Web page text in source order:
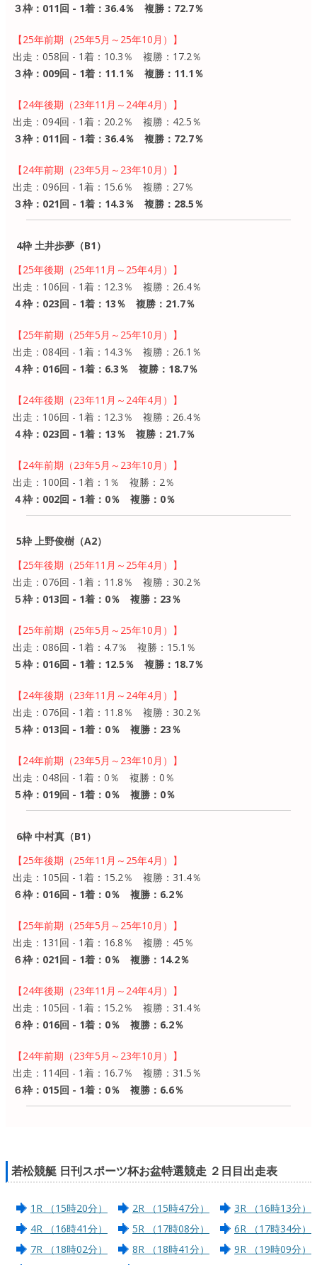
３枠：011回 - 1着：36.4％ 複勝：72.7％
【25年前期（25年5月～25年10月）】
出走：058回 - 1着：10.3％ 複勝：17.2％
３枠：009回 - 1着：11.1％ 複勝：11.1％
【24年後期（23年11月～24年4月）】
出走：094回 - 1着：20.2％ 複勝：42.5％
３枠：011回 - 1着：36.4％ 複勝：72.7％
【24年前期（23年5月～23年10月）】
出走：096回 - 1着：15.6％ 複勝：27％
３枠：021回 - 1着：14.3％ 複勝：28.5％
4枠 土井歩夢（B1）
【25年後期（25年11月～25年4月）】
出走：106回 - 1着：12.3％ 複勝：26.4％
４枠：023回 - 1着：13％ 複勝：21.7％
【25年前期（25年5月～25年10月）】
出走：084回 - 1着：14.3％ 複勝：26.1％
４枠：016回 - 1着：6.3％ 複勝：18.7％
【24年後期（23年11月～24年4月）】
出走：106回 - 1着：12.3％ 複勝：26.4％
４枠：023回 - 1着：13％ 複勝：21.7％
【24年前期（23年5月～23年10月）】
出走：100回 - 1着：1％ 複勝：2％
４枠：002回 - 1着：0％ 複勝：0％
5枠 上野俊樹（A2）
【25年後期（25年11月～25年4月）】
出走：076回 - 1着：11.8％ 複勝：30.2％
５枠：013回 - 1着：0％ 複勝：23％
【25年前期（25年5月～25年10月）】
出走：086回 - 1着：4.7％ 複勝：15.1％
５枠：016回 - 1着：12.5％ 複勝：18.7％
【24年後期（23年11月～24年4月）】
出走：076回 - 1着：11.8％ 複勝：30.2％
５枠：013回 - 1着：0％ 複勝：23％
【24年前期（23年5月～23年10月）】
出走：048回 - 1着：0％ 複勝：0％
５枠：019回 - 1着：0％ 複勝：0％
6枠 中村真（B1）
【25年後期（25年11月～25年4月）】
出走：105回 - 1着：15.2％ 複勝：31.4％
６枠：016回 - 1着：0％ 複勝：6.2％
【25年前期（25年5月～25年10月）】
出走：131回 - 1着：16.8％ 複勝：45％
６枠：021回 - 1着：0％ 複勝：14.2％
【24年後期（23年11月～24年4月）】
出走：105回 - 1着：15.2％ 複勝：31.4％
６枠：016回 - 1着：0％ 複勝：6.2％
【24年前期（23年5月～23年10月）】
出走：114回 - 1着：16.7％ 複勝：31.5％
６枠：015回 - 1着：0％ 複勝：6.6％
若松競艇 日刊スポーツ杯お盆特選競走 ２日目出走表
1R （15時20分） 2R （15時47分）
3R （16時13分）
4R （16時41分）
5R （17時08分）
6R （17時34分）
7R （18時02分）
8R （18時41分）
9R （19時09分）